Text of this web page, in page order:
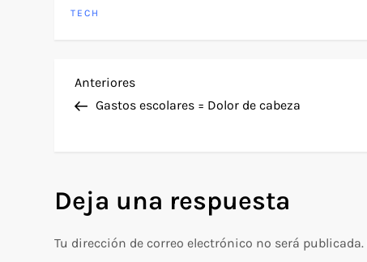
TECH
N
e
g
Entrada
anterior
Anteriores
Gastos escolares = Dolor de cabeza
Deja una respuesta
Tu dirección de correo electrónico no será publicada.